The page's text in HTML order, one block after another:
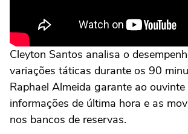
Cleyton Santos analisa o
variações táticas durante os 90
Raphael Almeida garante ao ouvinte
informações de última hora e as
nos bancos de reservas.